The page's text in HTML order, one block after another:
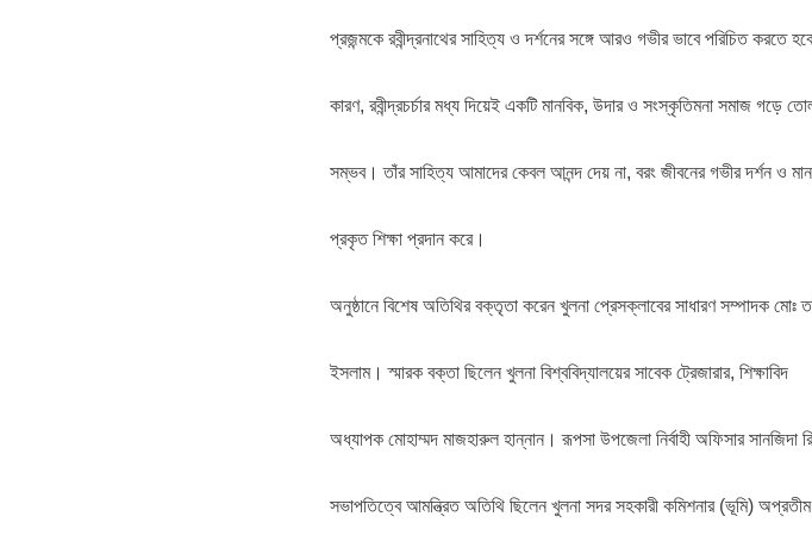
প্রজন্মকে রবীন্দ্রনাথের সাহিত্য ও দর্শনের সঙ্গে আরও গভীর ভাবে পরিচিত করতে
কারণ, রবীন্দ্রচর্চার মধ্য দিয়েই একটি মানবিক, উদার ও সংস্কৃতিমনা সমাজ গড়ে
সম্ভব। তাঁর সাহিত্য আমাদের কেবল আনন্দ দেয় না, বরং জীবনের গভীর দর্শন ও
প্রকৃত শিক্ষা প্রদান করে।
অনুষ্ঠানে বিশেষ অতিথির বক্তৃতা করেন খুলনা প্রেসক্লাবের সাধারণ সম্পাদক মোঃ
ইসলাম। স্মারক বক্তা ছিলেন খুলনা বিশ্ববিদ্যালয়ের সাবেক ট্রেজারার, শিক্ষাবিদ
অধ্যাপক মোহাম্মদ মাজহারুল হান্নান। রূপসা উপজেলা নির্বাহী অফিসার সানজিদা
সভাপতিত্বে আমন্ত্রিত অতিথি ছিলেন খুলনা সদর সহকারী কমিশনার (ভূমি)